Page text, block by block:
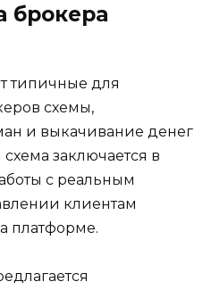
брокера
типичные для
схемы,
и выкачивание денег
заключается в
с реальным
клиентам
платформе.